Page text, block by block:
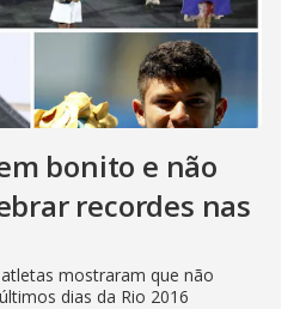
bonito e não
recordes nas
mostraram que não
dias da Rio 2016